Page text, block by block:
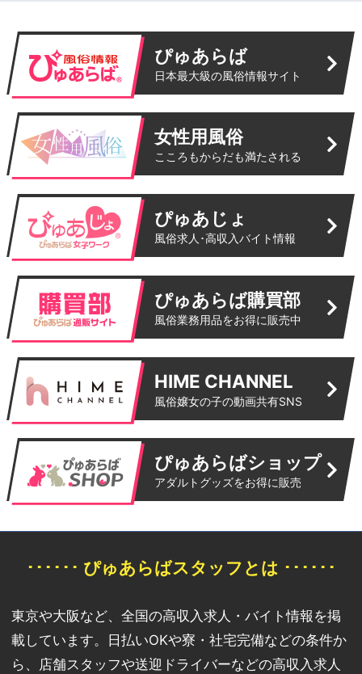
ぴゅあらば
日本最大級の風俗情報サイト
女性用風俗
こころもからだも満たされる
ぴゅあじょ
風俗求人･高収入バイト情報
ぴゅあらば購買部
風俗業務用品をお得に販売中
HIME CHANNEL
風俗嬢女の子の動画共有SNS
ぴゅあらばショップ
アダルトグッズをお得に販売
･･････ ぴゅあらばスタッフとは ･･････
東京や大阪など、全国の高収入求人・バイト情報を掲
載しています。日払いOKや寮・社宅完備などの条件か
ら、店舗スタッフや送迎ドライバーなどの高収入求人